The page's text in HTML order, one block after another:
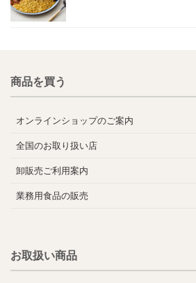
商品を買う
オンラインショップのご案内
全国のお取り扱い店
卸販売ご利用案内
業務用食品の販売
お取扱い商品